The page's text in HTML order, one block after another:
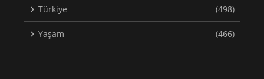
Türkiye (498)
Yaşam (466)